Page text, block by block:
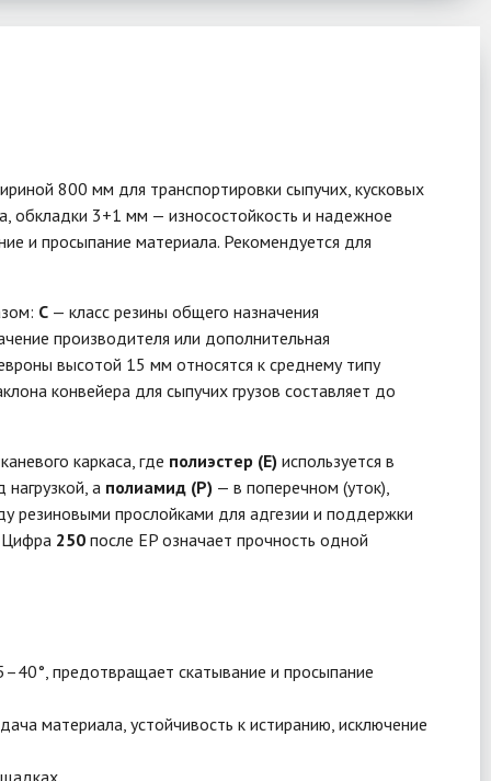
800 мм для транспортировки сыпучих, кусковых
обкладки 3+1 мм — износостойкость и надежное
и просыпание материала. Рекомендуется для
С — класс резины общего назначения
производителя или дополнительная
высотой 15 мм относятся к среднему типу
конвейера для сыпучих грузов составляет до
каркаса, где полиэстер (E) используется в
а полиамид (P) — в поперечном (уток),
резиновыми прослойками для адгезии и поддержки
Цифра 250 после EP означает прочность одной
предотвращает скатывание и просыпание
материала, устойчивость к истиранию, исключение